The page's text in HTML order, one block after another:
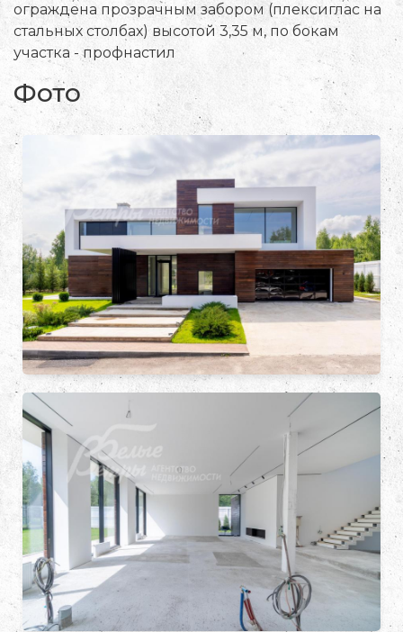
ограждена прозрачным забором (плексиглас на
стальных столбах) высотой 3,35 м, по бокам
участка - профнастил
Фото